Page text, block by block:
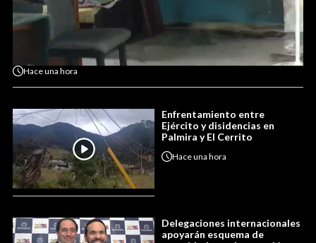
Haceuna hora
Enfrentamiento entre
Ejército y disidencias en
Palmira y El Cerrito
Haceuna hora
Delegaciones internacionales
apoyarán esquema de